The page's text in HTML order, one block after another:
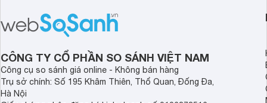
giảm giá sâu.
đồng.
CÔNG TY CỔ PHẦN SO SÁNH VIỆT NAM
Công cụ so sánh giá online - Không bán hàng
Trụ sở chính: Số 195 Khâm Thiên, Thổ Quan, Đống Đa,
Hà Nội